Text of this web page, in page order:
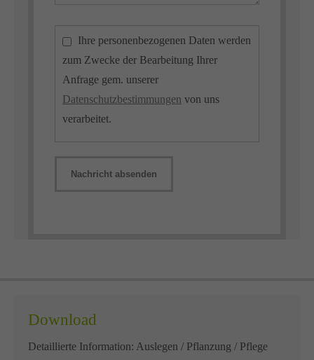
Ihre personenbezogenen Daten werden
zum Zwecke der Bearbeitung Ihrer
Anfrage gem. unserer
Datenschutzbestimmungen von uns
verarbeitet.
Nachricht absenden
Download
Detaillierte Information: Auslegen / Pflanzung / Pflege